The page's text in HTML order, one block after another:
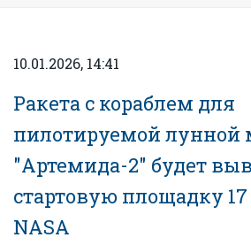
10.01.2026, 14:41
Ракета с кораблем для
пилотируемой лунной
"Артемида-2" будет
стартовую площадку
NASA